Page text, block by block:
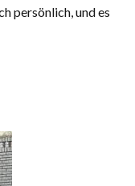
persönlich, und es